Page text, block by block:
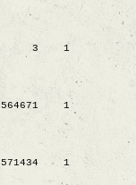
3
1
564671
1
571434
1